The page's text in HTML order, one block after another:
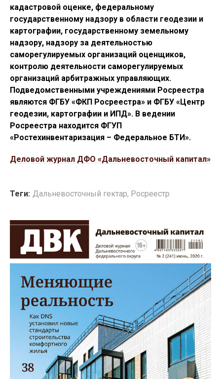
кадастровой оценке, федеральному
государственному надзору в области геодезии и
картографии, государственному земельному
надзору, надзору за деятельностью
саморегулируемых организаций оценщиков,
контролю деятельности саморегулируемых
организаций арбитражных управляющих.
Подведомственными учреждениями Росреестра
являются ФГБУ «ФКП Росреестра» и ФГБУ «Центр
геодезии, картографии и ИПД». В ведении
Росреестра находится ФГУП
«Ростехинвентаризация – Федеральное БТИ».
Деловой журнал ДФО «Дальневосточный капитал»
Теги: Дальневосточный гектар, Росреестр